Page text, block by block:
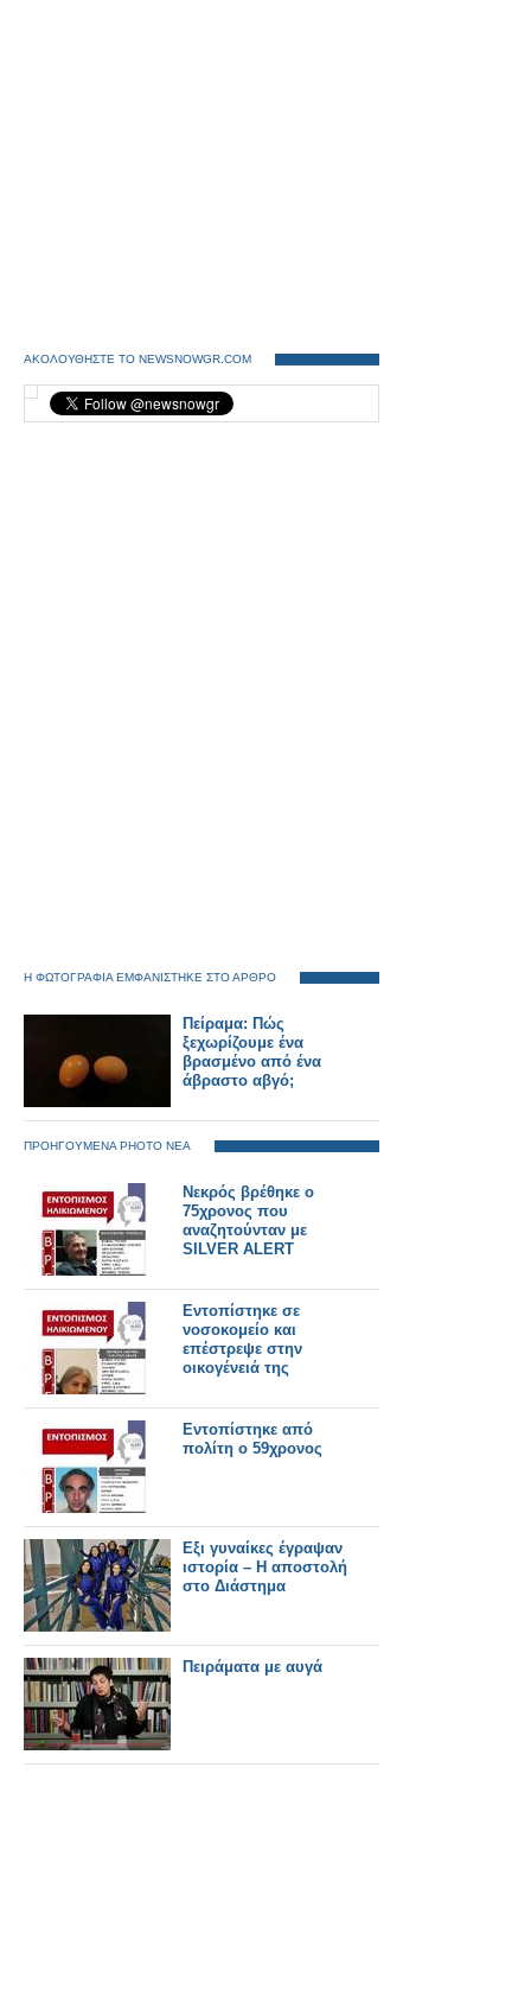
ΑΚΟΛΟΥΘΗΣΤΕ ΤΟ NEWSNOWGR.COM
Η ΦΩΤΟΓΡΑΦΙΑ ΕΜΦΑΝΙΣΤΗΚΕ ΣΤΟ ΑΡΘΡΟ
Πείραμα: Πώς
ξεχωρίζουμε ένα
βρασμένο από ένα
άβραστο αβγό;
ΠΡΟΗΓΟΥΜΕΝΑ PHOTO ΝΕΑ
Νεκρός βρέθηκε ο
75χρονος που
αναζητούνταν με
SILVER ALERT
Εντοπίστηκε σε
νοσοκομείο και
επέστρεψε στην
οικογένειά της
Εντοπίστηκε από
πολίτη ο 59χρονος
Εξι γυναίκες έγραψαν
ιστορία – Η αποστολή
στο Διάστημα
Πειράματα με αυγά